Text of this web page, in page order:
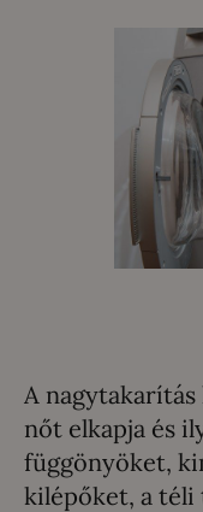
A
nőt elkapja és
függönyöket,
kilépőket, a téli